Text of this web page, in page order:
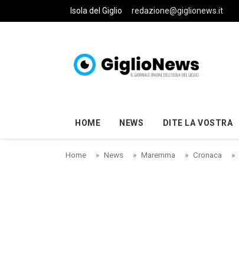
Skip to main content
Isola del Giglio redazione@giglionews.it
HOME NEWS DITE LA VOSTRA
Home News Maremma Cronaca